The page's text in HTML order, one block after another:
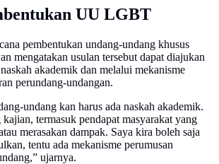
UU LGBT
pembentukan undang-undang khusus
mengatakan usulan tersebut dapat diajukan
akademik dan melalui mekanisme
perundang-undangan.
undang kan harus ada naskah akademik.
termasuk pendapat masyarakat yang
merasakan dampak. Saya kira boleh saja
tentu ada mekanisme perumusan
ujarnya.